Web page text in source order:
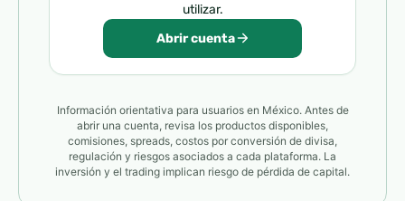
utilizar.
Abrir cuenta
Información orientativa para usuarios en México. Antes de
abrir una cuenta, revisa los productos disponibles,
comisiones, spreads, costos por conversión de divisa,
regulación y riesgos asociados a cada plataforma. La
inversión y el trading implican riesgo de pérdida de capital.